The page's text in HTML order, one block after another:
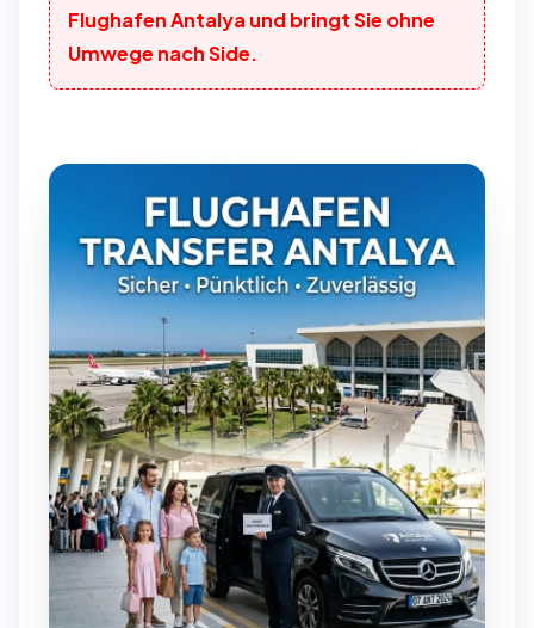
Flughafen Antalya und bringt Sie ohne
Umwege nach Side.